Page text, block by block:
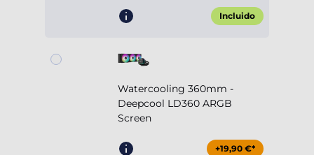
Incluido
Watercooling 360mm -
Deepcool LD360 ARGB
Screen
+19,90 €*